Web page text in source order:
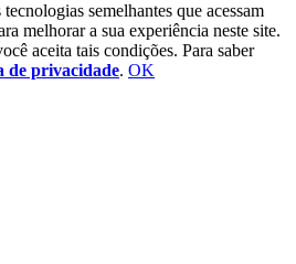
semelhantes que acessam
melhorar a sua experiência neste site.
aceita tais condições. Para saber
de privacidade. OK